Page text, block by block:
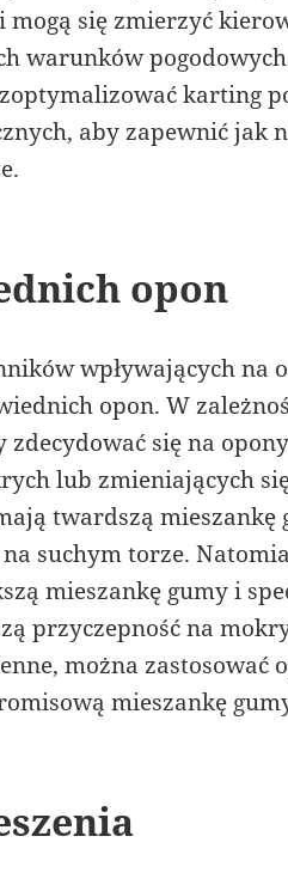
się zmierzyć
warunków
karting
aby zapewnić jak
opon
wpływających na
opon. W
się na opony
lub zmieniających
twardszą mieszankę
suchym torze.
mieszankę gumy i
przyczepność na
można zastosować
mieszankę